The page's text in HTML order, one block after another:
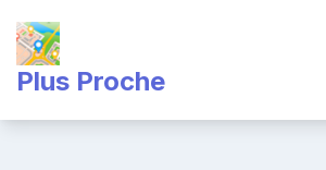
content
Plus Proche